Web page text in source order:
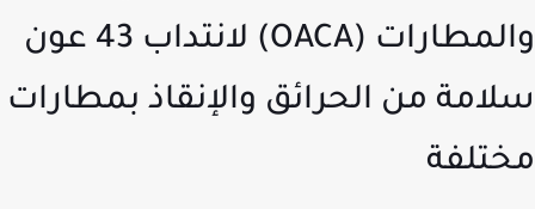
والمطارات (OACA) لانتداب 43 عون
من الحرائق والإنقاذ بمطارات